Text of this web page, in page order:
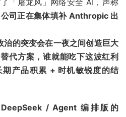
司正在集体填补 Anthropic 出
治的突变会在一夜之间创造巨大
代方案，谁就能吃下这波红利
产品积累 + 时机敏锐度的结
/ Agent 编排版的